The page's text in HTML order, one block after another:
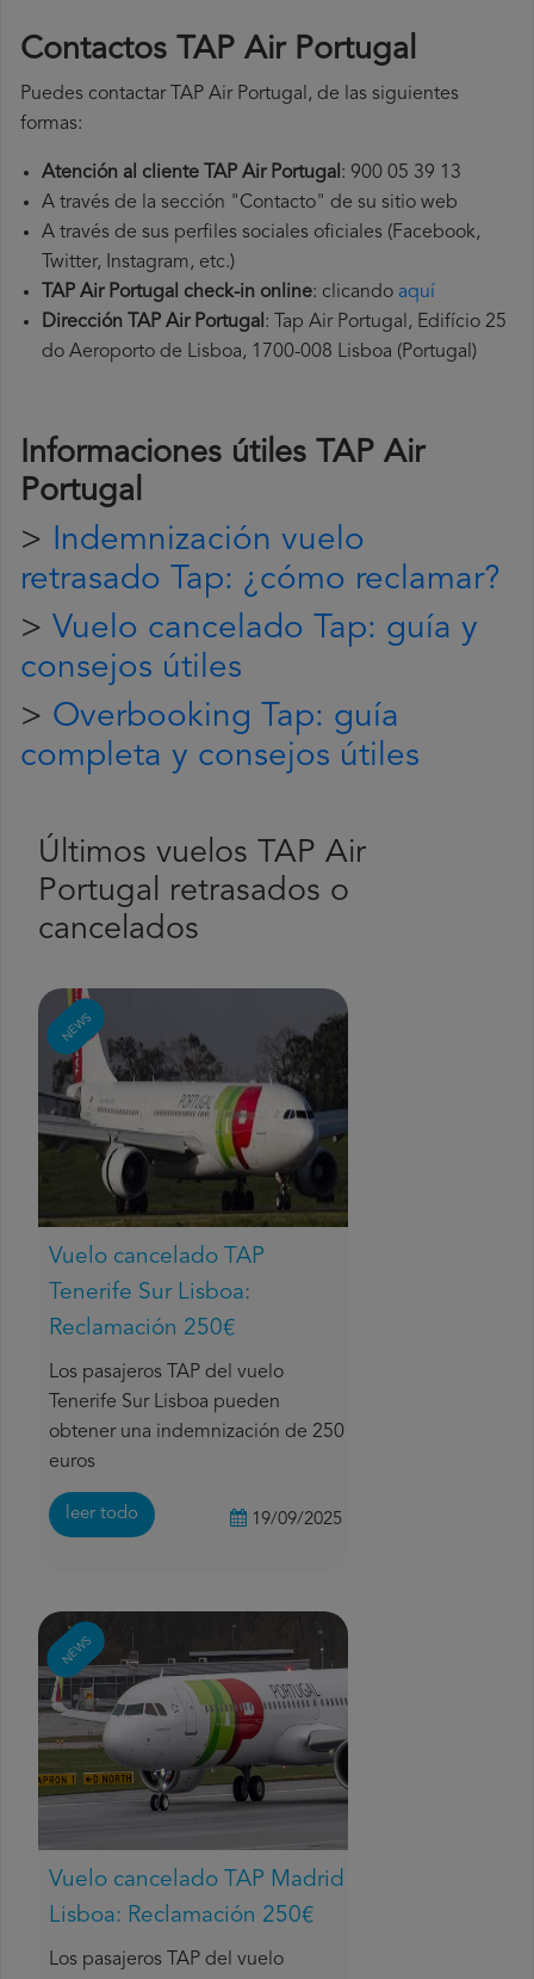
Contactos TAP Air Portugal
Puedes contactar TAP Air Portugal, de las siguientes
formas:
Atención al cliente TAP Air Portugal: 900 05 39 13
A través de la sección "Contacto" de su sitio web
A través de sus perfiles sociales oficiales (Facebook,
Twitter, Instagram, etc.)
TAP Air Portugal check-in online: clicando aquí
Dirección TAP Air Portugal: Tap Air Portugal, Edifício 25
do Aeroporto de Lisboa, 1700-008 Lisboa (Portugal)
Informaciones útiles TAP Air
Portugal
> Indemnización vuelo
retrasado Tap: ¿cómo reclamar?
> Vuelo cancelado Tap: guía y
consejos útiles
> Overbooking Tap: guía
completa y consejos útiles
Últimos vuelos TAP Air
Portugal retrasados o
cancelados
NEWS
Vuelo cancelado TAP
Tenerife Sur Lisboa:
Reclamación 250€
Los pasajeros TAP del vuelo
Tenerife Sur Lisboa pueden
obtener una indemnización de 250
euros
leer todo 19/09/2025
NEWS
Vuelo cancelado TAP Madrid
Lisboa: Reclamación 250€
Los pasajeros TAP del vuelo